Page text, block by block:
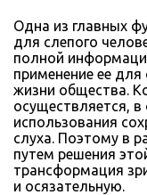
Одна из главных
для слепого
полной
применение ее
жизни общества.
осуществляется,
использования
слуха. Поэтому в
путем решения
трансформация
и осязательную.